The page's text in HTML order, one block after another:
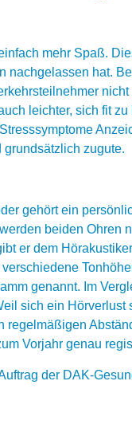
mehr Spaß.
hat.
leichter, sich fit
grundsätzlich zugute.
gehört ein
beiden
er dem
genannt. Im
sich ein
Vorjahr genau
der DAK-